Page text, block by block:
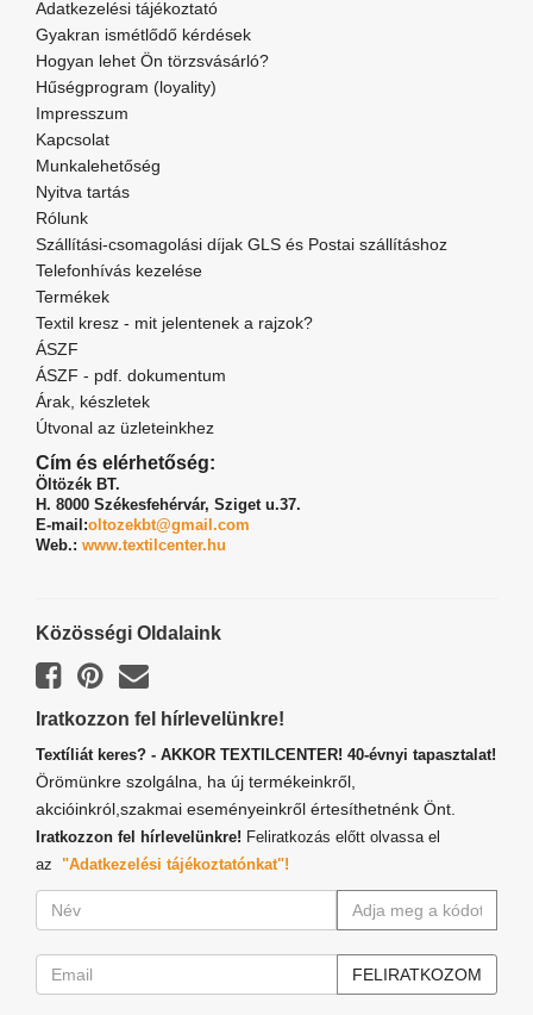
Adatkezelési tájékoztató
Gyakran ismétlődő kérdések
Hogyan lehet Ön törzsvásárló?
Hűségprogram (loyality)
Impresszum
Kapcsolat
Munkalehetőség
Nyitva tartás
Rólunk
Szállítási-csomagolási díjak GLS és Postai szállításhoz
Telefonhívás kezelése
Termékek
Textil kresz - mit jelentenek a rajzok?
ÁSZF
ÁSZF - pdf. dokumentum
Árak, készletek
Útvonal az üzleteinkhez
Cím és elérhetőség:
Öltözék BT.
H. 8000 Székesfehérvár, Sziget u.37.
E-mail:oltozekbt@gmail.com
Web.: www.textilcenter.hu
Közösségi Oldalaink
Iratkozzon fel hírlevelünkre!
Textíliát keres? - AKKOR TEXTILCENTER! 40-évnyi tapasztalat!
Örömünkre szolgálna, ha új termékeinkről,
akcióinkról,szakmai eseményeinkről értesíthetnénk Önt.
Iratkozzon fel hírlevelünkre! Feliratkozás előtt olvassa el
az "Adatkezelési tájékoztatónkat"!